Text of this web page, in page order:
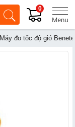
0
Máy đo tốc độ gió